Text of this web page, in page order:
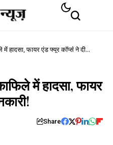
हादसा, फायर एंड फ्यूर कॉर्प्स ने दी
में हादसा, फायर
Share